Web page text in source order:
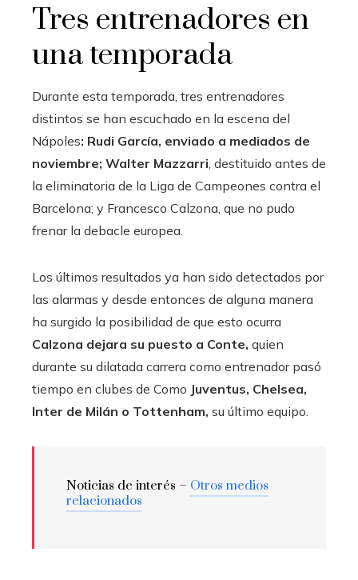
Tres entrenadores en
una temporada
Durante esta temporada, tres entrenadores
distintos se han escuchado en la escena del
Nápoles: Rudi García, enviado a mediados de
noviembre; Walter Mazzarri , destituido antes de
la eliminatoria de la Liga de Campeones contra el
Barcelona; y Francesco Calzona, que no pudo
frenar la debacle europea.
Los últimos resultados ya han sido detectados por
las alarmas y desde entonces de alguna manera
ha surgido la posibilidad de que esto ocurra
Calzona dejara su puesto a Conte, quien
durante su dilatada carrera como entrenador pasó
tiempo en clubes de Como Juventus, Chelsea,
Inter de Milán o Tottenham, su último equipo.
Noticias de interés – Otros medios
relacionados